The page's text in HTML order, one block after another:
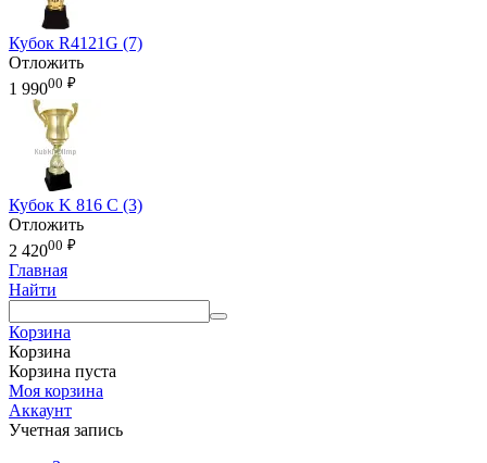
Кубок R4121G (7)
Отложить
1 99000 ₽
Кубок K 816 C (3)
Отложить
2 42000 ₽
Главная
Найти
Корзина
Корзина
Корзина пуста
Моя корзина
Аккаунт
Учетная запись